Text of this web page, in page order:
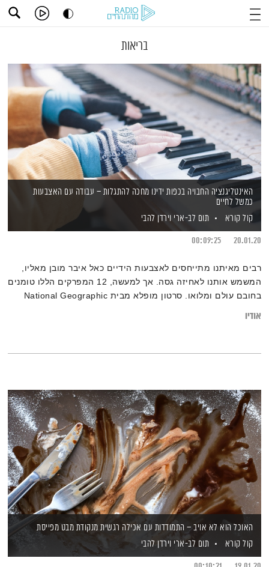
בריאות
האינטליגנציה החבויה בכפות ידינו מחכה להתגלות – עבודה עם האצבעות
כמשל לחיים
קול קורא
תום לב-ארי וירדן להבי
20.01.20
00:09:25
רבים מאיתנו מתייחסים לאצבעות הידיים כאל איבר מובן מאליו,
המשמש אותנו לאחיזה גסה. אך למעשה, 12 המפרקים הללו טומנים
בחובם עולם ומלואו. סרטון מופלא מבית National Geographic
אודיו
האוכל הוא לא אויב – התמודדות עם אכילה רגשית מנקודת מבט מפייסת
קול קורא
תום לב-ארי וירדן להבי